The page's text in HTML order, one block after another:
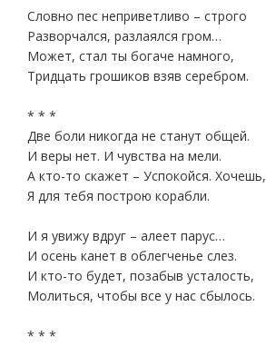
Словно пес неприветливо – строго
Разворчался, разлаялся гром…
Может, стал ты богаче намного,
Тридцать грошиков взяв серебром.
* * *
Две боли никогда не станут общей.
И веры нет. И чувства на мели.
А кто-то скажет – Успокойся. Хочешь,
Я для тебя построю корабли.
И я увижу вдруг – алеет парус…
И осень канет в облегченье слез.
И кто-то будет, позабыв усталость,
Молиться, чтобы все у нас сбылось.
* * *